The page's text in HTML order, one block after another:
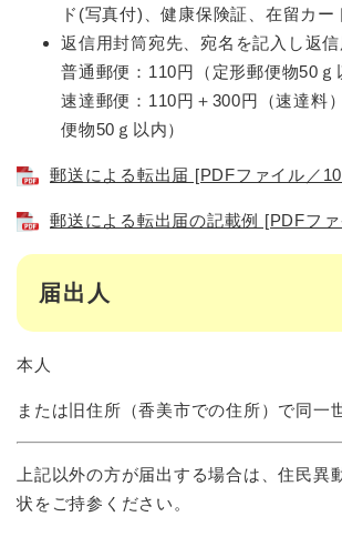
ド(写真付)、健康保険証、在留カー
返信用封筒宛先、宛名を記入し返
普通郵便：110円（定形郵便物50ｇ
速達郵便：110円＋300円（速達料
便物50ｇ以内）
郵送による転出届 [PDFファイル／
郵送による転出届の記載例 [PDFフ
届出人
本人
または旧住所（香美市での住所）で同一
上記以外の方が届出する場合は、住民異
状をご持参ください。